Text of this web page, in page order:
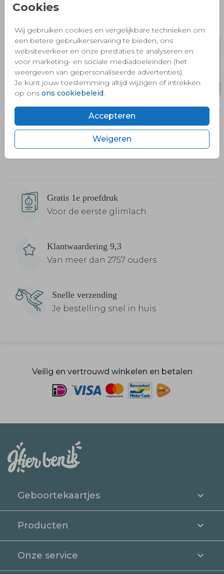
Cookies
Wij gebruiken cookies en vergelijkbare technieken om
een betere gebruikerservaring te bieden, ons
websiteverkeer en onze prestaties te analyseren en
voor marketing- en sociale mediadoeleinden (het
weergeven van gepersonaliseerde advertenties).
Je kunt jouw toestemming altijd wijzigen of intrekken
op ons ons cookiebeleid.
Accepteren
Weigeren
Gratis 1e proefdruk
Voor de eerste glimlach
Klantwaardering 9,3
Van meer dan 2757 ouders
Snelle verzending
Je bestelling snel in huis
Veilig en vertrouwd winkelen en betalen
Geboortekaartjes
Producten
Onze service